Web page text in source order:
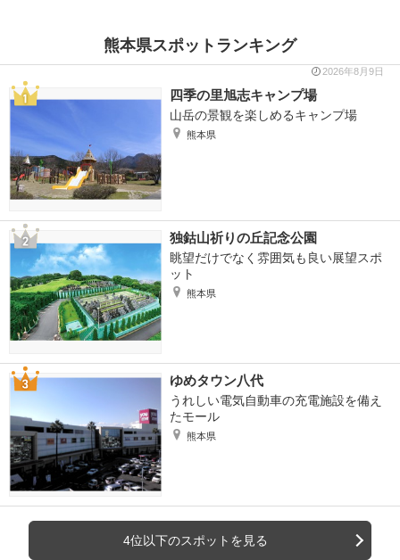
熊本県スポットランキング
2026年8月9日
四季の里旭志キャンプ場
山岳の景観を楽しめるキャンプ場
熊本県
独鈷山祈りの丘記念公園
眺望だけでなく雰囲気も良い展望スポ
ット
熊本県
ゆめタウン八代
うれしい電気自動車の充電施設を備え
たモール
熊本県
4位以下のスポットを見る